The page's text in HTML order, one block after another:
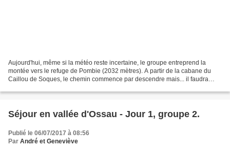
Aujourd'hui, même si la météo reste incertaine, le groupe entreprend la
montée vers le refuge de Pombie (2032 mètres). A partir de la cabane du
Caillou de Soques, le chemin commence par descendre mais... il faudra
Séjour en vallée d'Ossau - Jour 1, groupe 2.
Publié le 06/07/2017 à 08:56
Par André et Geneviève